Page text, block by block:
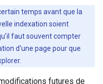
temps avant que la
indexation soient
faut souvent compter
d'une page pour que
futures de